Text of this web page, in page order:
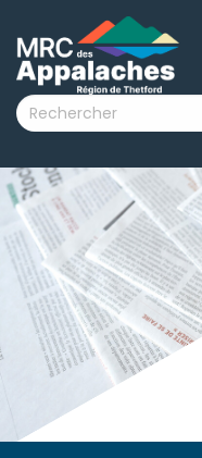
submenu (La MRC )
submenu (Citoyens )
submenu (Visiteurs )
submenu (Nouvelles )
submenu